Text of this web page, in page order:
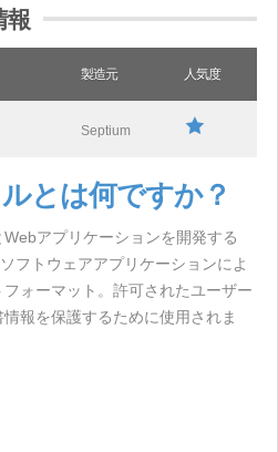
報
製造元 人気度
Septium
とは何ですか？
アプリケーションを開発する
フトウェアアプリケーションによ
ォーマット。許可されたユーザー
報を保護するために使用されま